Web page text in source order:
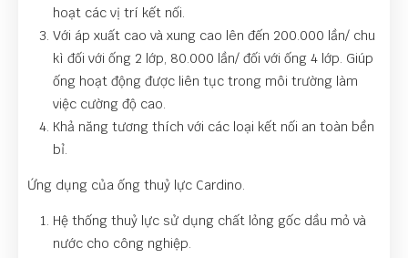
hoạt các vị trí kết nối.
Với áp xuất cao và xung cao lên đến 200.000 lần/ chu
kì đối với ống 2 lớp, 80.000 lần/ đối với ống 4 lớp. Giúp
ống hoạt động được liên tục trong môi trường làm
việc cường độ cao.
Khả năng tương thích với các loại kết nối an toàn bền
bỉ.
Ứng dụng của ống thuỷ lực Cardino.
Hệ thống thuỷ lực sử dụng chất lỏng gốc dầu mỏ và
nước cho công nghiệp.